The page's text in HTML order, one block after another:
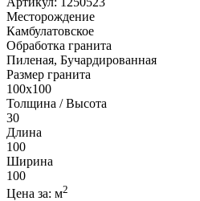
Месторождение
Камбулатовское
Обработка гранита
Пиленая, Бучардированная
Размер гранита
100х100
Толщина / Высота
30
Длина
100
Ширина
100
Цена за: м2